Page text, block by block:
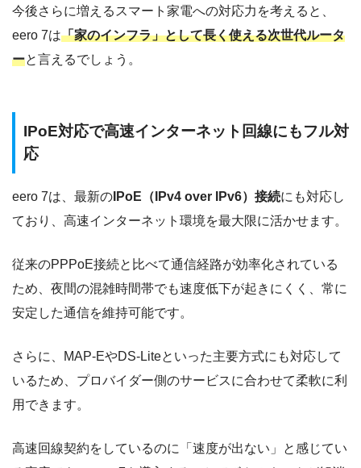
今後さらに増えるスマート家電への対応力を考えると、
eero 7は「家のインフラ」として長く使える次世代ルータ
ーと言えるでしょう。
IPoE対応で高速インターネット回線にもフル対
応
eero 7は、最新の IPoE（IPv4 over IPv6）接続にも対応し
ており、高速インターネット環境を最大限に活かせます。
従来のPPPoE接続と比べて通信経路が効率化されている
ため、夜間の混雑時間帯でも速度低下が起きにくく、常に
安定した通信を維持可能です。
さらに、MAP-EやDS-Liteといった主要方式にも対応して
いるため、プロバイダー側のサービスに合わせて柔軟に利
用できます。
高速回線契約をしているのに「速度が出ない」と感じてい